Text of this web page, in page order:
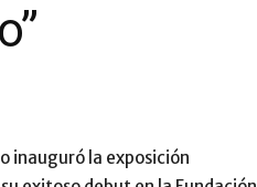
inauguró la exposición